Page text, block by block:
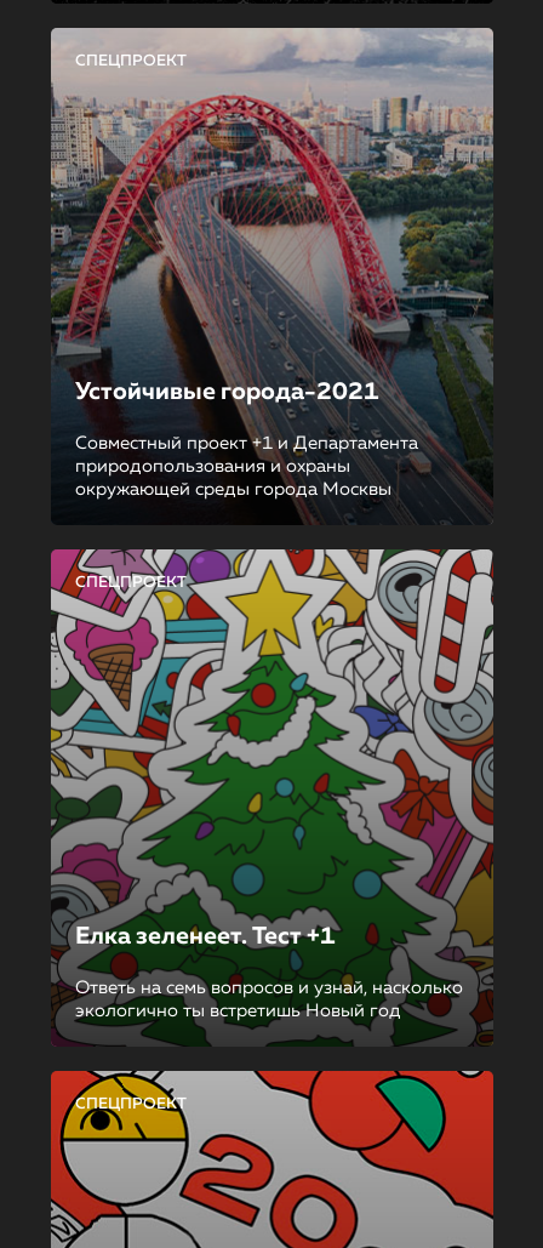
СПЕЦПРОЕКТ
Устойчивые города-2021
Совместный проект +1 и Департамента
природопользования и охраны
окружающей среды города Москвы
СПЕЦПРОЕКТ
Елка зеленеет. Тест +1
Ответь на семь вопросов и узнай, насколько
экологично ты встретишь Новый год
СПЕЦПРОЕКТ